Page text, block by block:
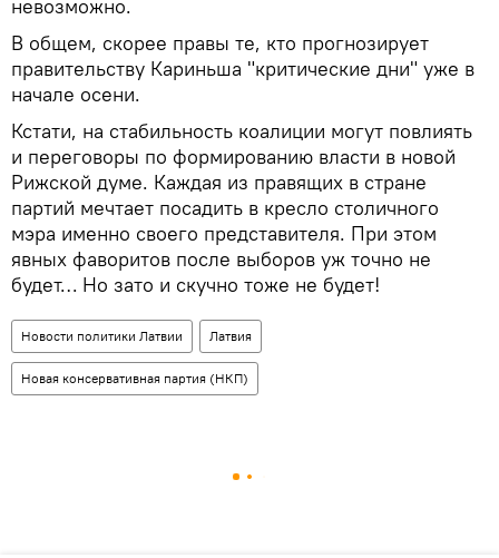
невозможно.
В общем, скорее правы те, кто прогнозирует
правительству Кариньша "критические дни" уже в
начале осени.
Кстати, на стабильность коалиции могут повлиять
и переговоры по формированию власти в новой
Рижской думе. Каждая из правящих в стране
партий мечтает посадить в кресло столичного
мэра именно своего представителя. При этом
явных фаворитов после выборов уж точно не
будет… Но зато и скучно тоже не будет!
Новости политики Латвии Латвия
Новая консервативная партия (НКП)